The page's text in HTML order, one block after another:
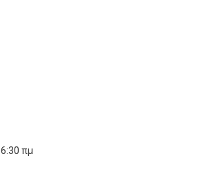
6:30 πμ